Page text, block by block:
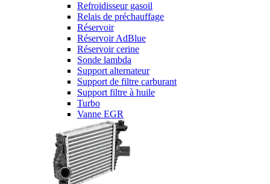
Refroidisseur gasoil
Relais de préchauffage
Réservoir
Réservoir AdBlue
Réservoir cerine
Sonde lambda
Support alternateur
Support de filtre carburant
Support filtre à huile
Turbo
Vanne EGR